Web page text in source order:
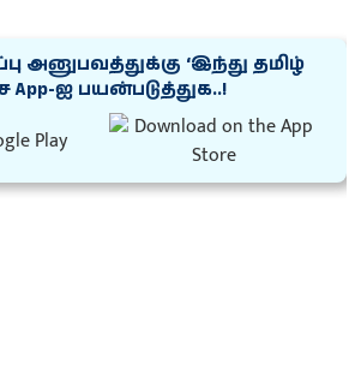
அனுபவத்துக்கு ‘இந்து தமிழ்
App-ஐ பயன்படுத்துக..!